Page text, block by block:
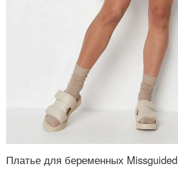
Платье для беременных Missguided